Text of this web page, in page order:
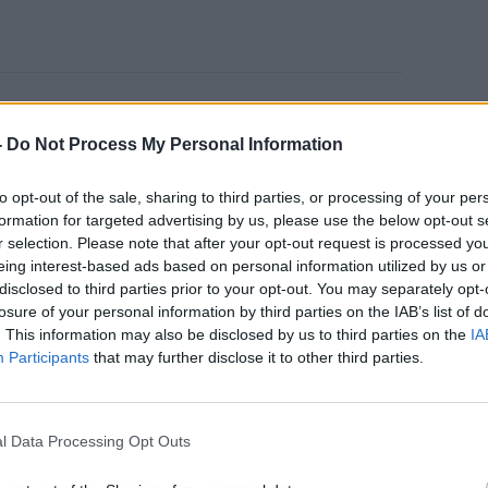
Do Not Process My Personal Information
opt-out of the sale, sharing to third parties, or processing of your
for targeted advertising by us, please use the below opt-out
selection. Please note that after your opt-out request is processed
interest-based ads based on personal information utilized by us
to third parties prior to your opt-out. You may separately
of your personal information by third parties on the IAB’s list of
This information may also be disclosed by us to third parties on the
Participants that may further disclose it to other third parties.
Data Processing Opt Outs
Νέα Ελάχιστα
Θεραπεία με NanoKnife
μια γυναίκα έχει τα περισσότερα